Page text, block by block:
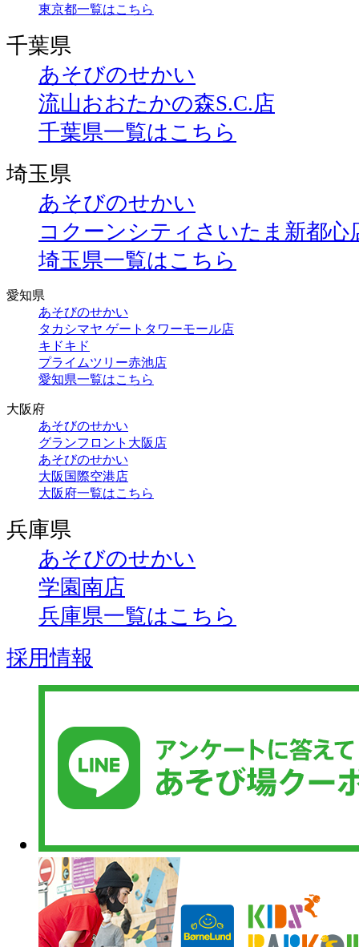
東京都一覧はこちら
千葉県
あそびのせかい
流山おおたかの森S.C.店
千葉県一覧はこちら
埼玉県
あそびのせかい
コクーンシティさいたま新都心
埼玉県一覧はこちら
愛知県
あそびのせかい
タカシマヤ ゲートタワーモール店
キドキド
プライムツリー赤池店
愛知県一覧はこちら
大阪府
あそびのせかい
グランフロント大阪店
あそびのせかい
大阪国際空港店
大阪府一覧はこちら
兵庫県
あそびのせかい
学園南店
兵庫県一覧はこちら
採用情報